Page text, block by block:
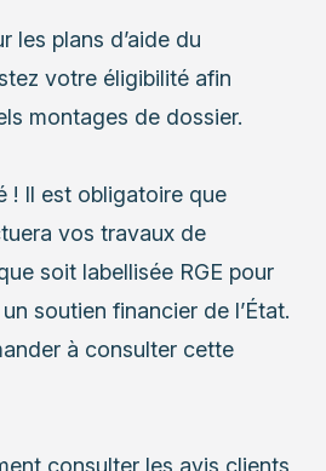
les plans d’aide du
votre éligibilité afin
montages de dossier.
! Il est obligatoire que
vos travaux de
soit labellisée RGE pour
soutien financier de l’État.
à consulter cette
consulter les avis clients